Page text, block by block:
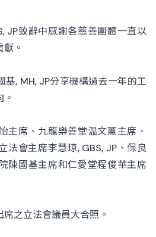
JP致辭中感謝各慈善團體一直以
。
基, MH, JP分享機構過去一年的工
主席、九龍樂善堂温文蕙主席、
法會主席李慧琼, GBS, JP、保良
陳國基主席和仁愛堂程俊華主席
之立法會議員大合照。